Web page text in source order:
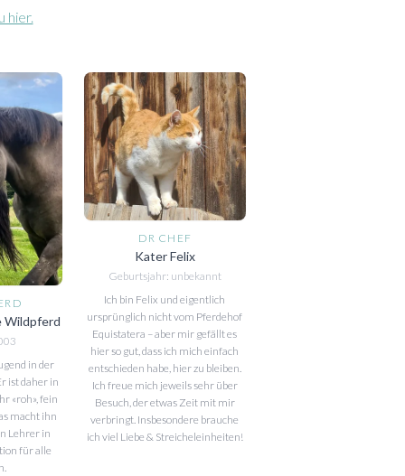
hier.
Wildpferd
in der
ist daher in
«roh», fein
macht ihn
Lehrer in
für alle
DR CHEF
Kater Felix
Geburtsjahr: unbekannt
Ich bin Felix und eigentlich
ursprünglich nicht vom Pferdehof
Equistatera – aber mir gefällt es
hier so gut, dass ich mich einfach
entschieden habe, hier zu bleiben.
Ich freue mich jeweils sehr über
Besuch, der etwas Zeit mit mir
verbringt. Insbesondere brauche
ich viel Liebe & Streicheleinheiten!